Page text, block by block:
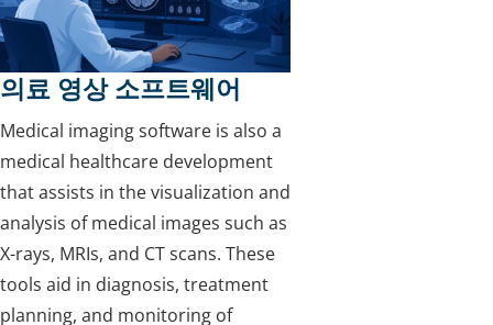
의료 영상 소프트웨어
Medical imaging software is also a
medical healthcare development
that assists in the visualization and
analysis of medical images such as
X-rays, MRIs, and CT scans. These
tools aid in diagnosis, treatment
planning, and monitoring of